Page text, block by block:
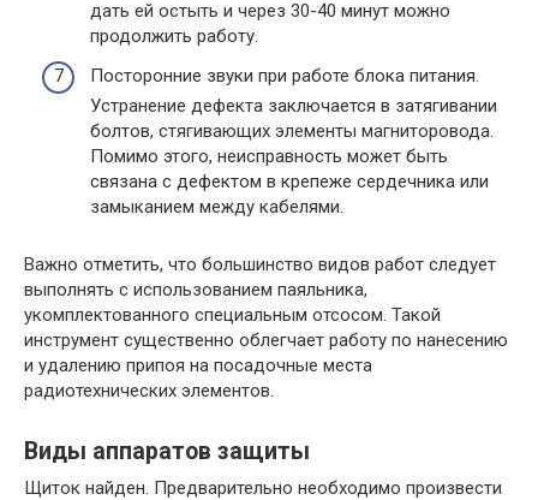
дать ей остыть и через 30-40 минут можно
продолжить работу.
Посторонние звуки при работе блока питания.
Устранение дефекта заключается в затягивании
болтов, стягивающих элементы магниторовода.
Помимо этого, неисправность может быть
связана с дефектом в крепеже сердечника или
замыканием между кабелями.
Важно отметить, что большинство видов работ следует
выполнять с использованием паяльника,
укомплектованного специальным отсосом. Такой
инструмент существенно облегчает работу по нанесению
и удалению припоя на посадочные места
радиотехнических элементов.
Виды аппаратов защиты
Щиток найден. Предварительно необходимо произвести